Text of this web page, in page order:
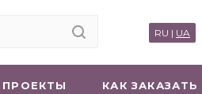
RU | UA
КАК ЗАКАЗАТЬ